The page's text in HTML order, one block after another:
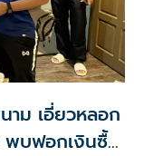
าม เอี่ยวหลอก
พบฟอกเงินซื้อ